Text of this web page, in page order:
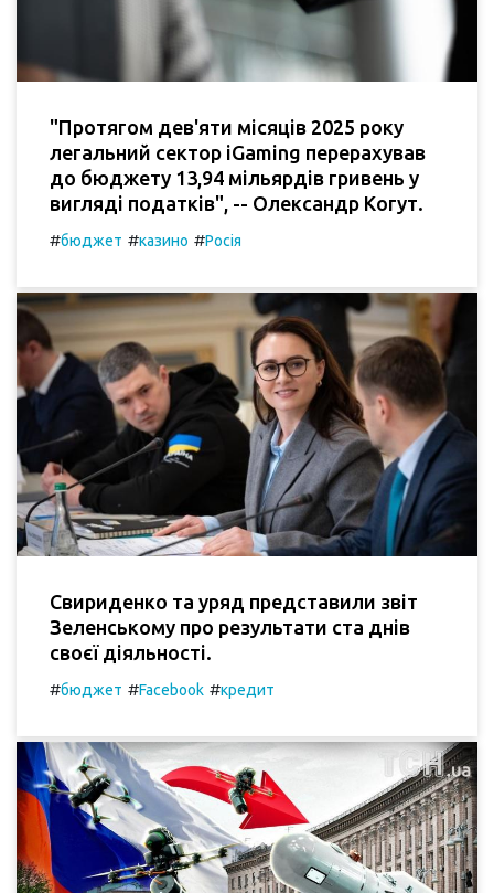
"Протягом дев'яти місяців 2025 року
легальний сектор iGaming перерахував
до бюджету 13,94 мільярдів гривень у
вигляді податків", -- Олександр Когут.
#бюджет #казино #Росія
Свириденко та уряд представили звіт
Зеленському про результати ста днів
своєї діяльності.
#бюджет #Facebook #кредит